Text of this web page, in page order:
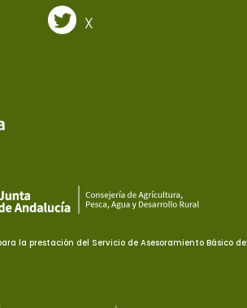
X
la prestación del Servicio de Asesoramiento Básico del